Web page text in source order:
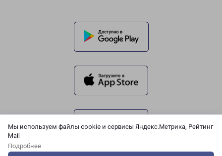
Мы используем файлы cookie и сервисы Яндекс.Метрика, Рейтинг
Mail
Подробнее